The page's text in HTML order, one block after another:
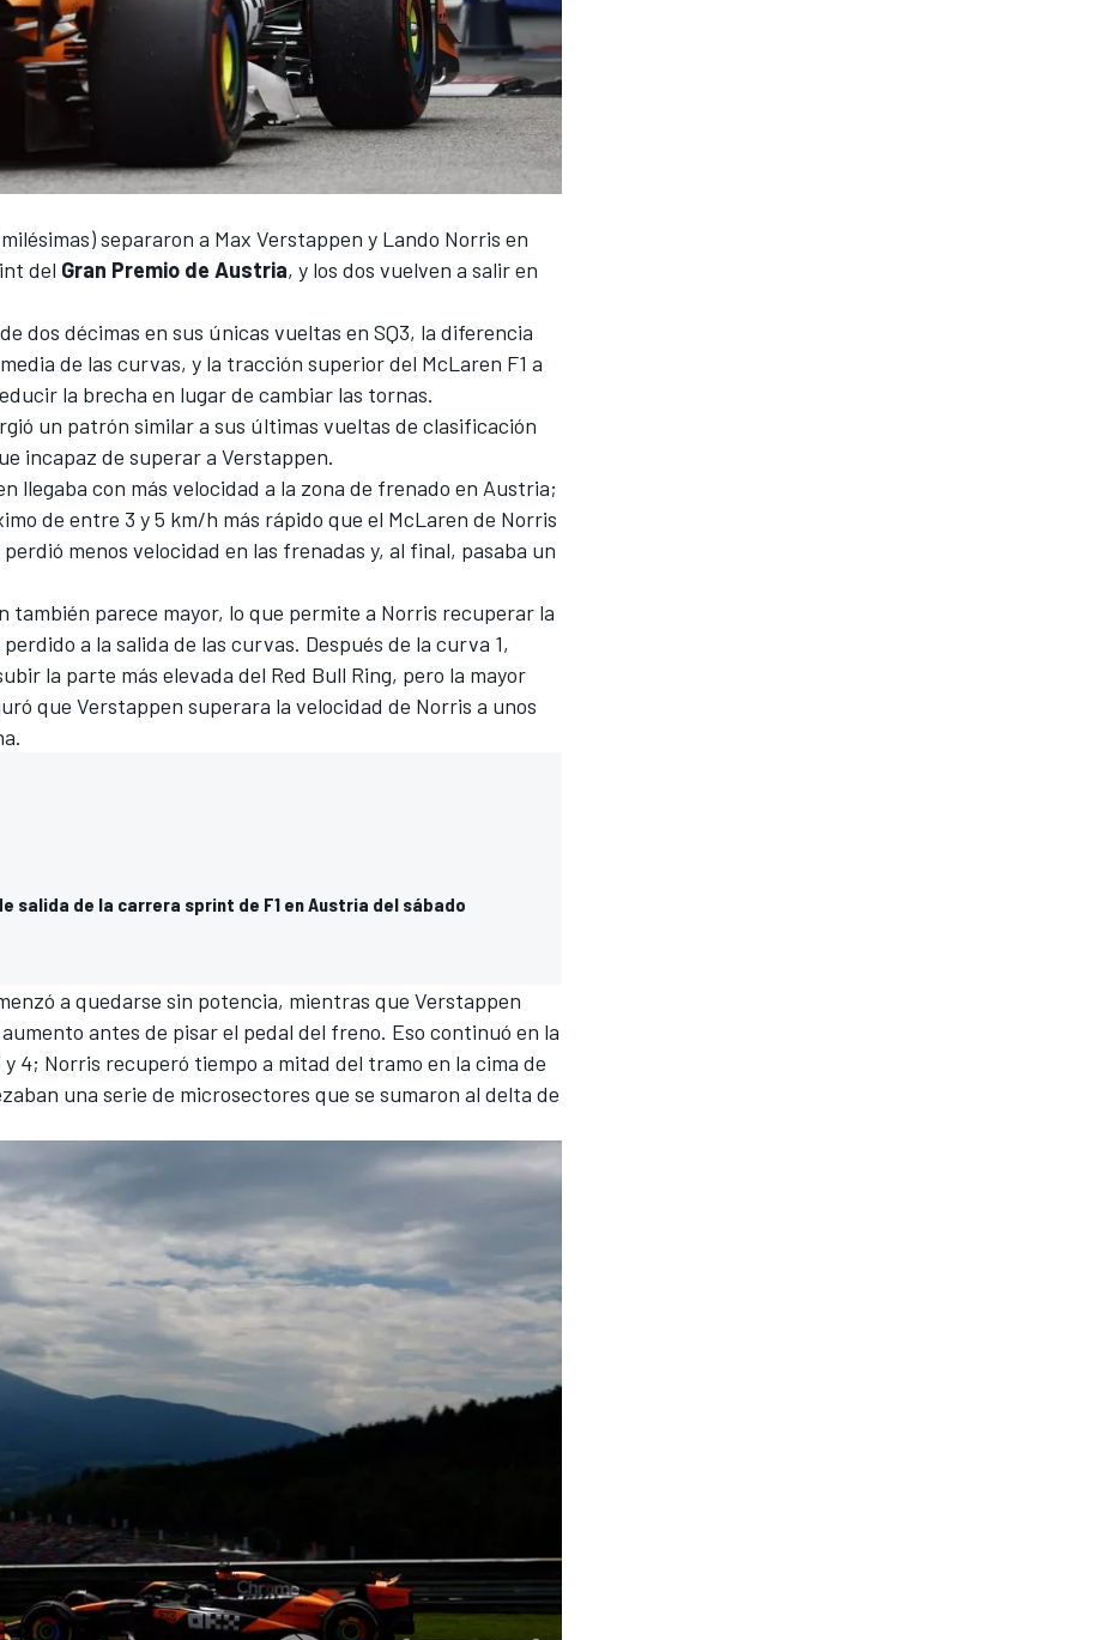
separaron a Max Verstappen y Lando Norris en
del Gran Premio de Austria, y los dos vuelven a salir en
dos décimas en sus únicas vueltas en SQ3, la diferencia
de las curvas, y la tracción superior del McLaren F1 a
la brecha en lugar de cambiar las tornas.
un patrón similar a sus últimas vueltas de clasificación
incapaz de superar a Verstappen.
llegaba con más velocidad a la zona de frenado en Austria;
de entre 3 y 5 km/h más rápido que el McLaren de Norris
menos velocidad en las frenadas y, al final, pasaba un
también parece mayor, lo que permite a Norris recuperar la
a la salida de las curvas. Después de la curva 1,
la parte más elevada del Red Bull Ring, pero la mayor
que Verstappen superara la velocidad de Norris a unos
salida de la carrera sprint de F1 en Austria del sábado
a quedarse sin potencia, mientras que Verstappen
antes de pisar el pedal del freno. Eso continuó en la
4; Norris recuperó tiempo a mitad del tramo en la cima de
una serie de microsectores que se sumaron al delta de